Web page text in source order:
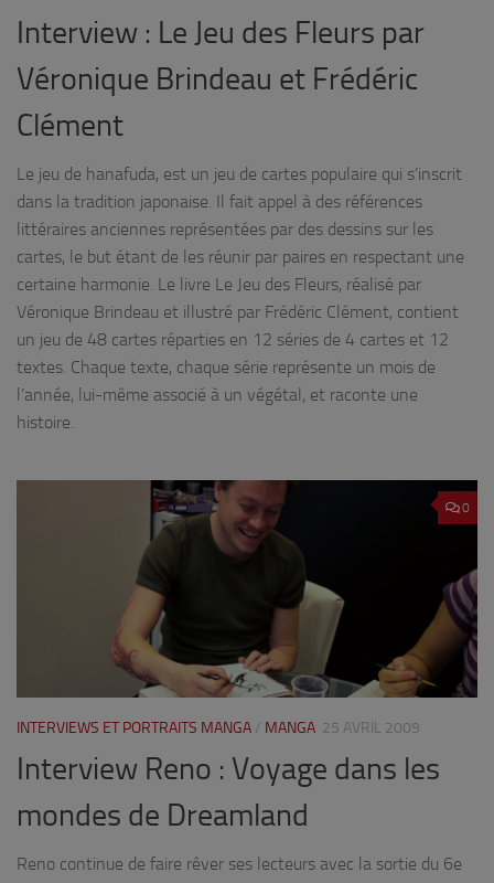
Interview : Le Jeu des Fleurs par
Véronique Brindeau et Frédéric
Clément
Le jeu de hanafuda, est un jeu de cartes populaire qui s’inscrit
dans la tradition japonaise. Il fait appel à des références
littéraires anciennes représentées par des dessins sur les
cartes, le but étant de les réunir par paires en respectant une
certaine harmonie. Le livre Le Jeu des Fleurs, réalisé par
Véronique Brindeau et illustré par Frédéric Clément, contient
un jeu de 48 cartes réparties en 12 séries de 4 cartes et 12
textes. Chaque texte, chaque série représente un mois de
l’année, lui-même associé à un végétal, et raconte une
histoire.
0
INTERVIEWS ET PORTRAITS MANGA / MANGA 25 AVRIL 2009
Interview Reno : Voyage dans les
mondes de Dreamland
Reno continue de faire rêver ses lecteurs avec la sortie du 6e